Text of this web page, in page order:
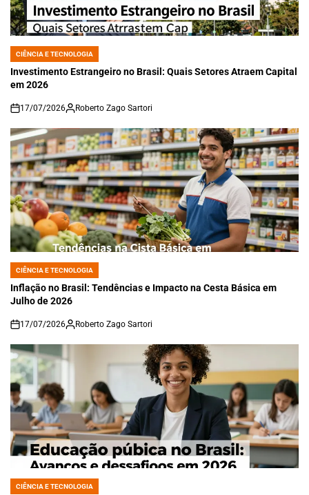
POSTED
IN
CIÊNCIA E TECNOLOGIA
Investimento Estrangeiro no Brasil: Quais Setores Atraem Capital
em 2026
on
17/07/2026 Roberto Zago Sartori
POSTED
IN
CIÊNCIA E TECNOLOGIA
Inflação no Brasil: Tendências e Impacto na Cesta Básica em
Julho de 2026
on
17/07/2026 Roberto Zago Sartori
POSTED
CIÊNCIA E TECNOLOGIA